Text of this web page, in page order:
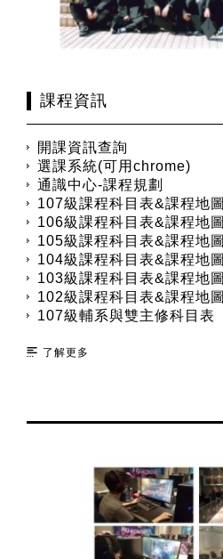
課程資訊
開課資訊查詢
選課系統(可用chrome)
通識中心-課程規劃
107級課程科目表&課程地圖
106級課程科目表&課程地圖
105級課程科目表&課程地圖
104級課程科目表&課程地圖
103級課程科目表&課程地圖
102級課程科目表&課程地圖
107級輔系與雙主修科目表
了解更多